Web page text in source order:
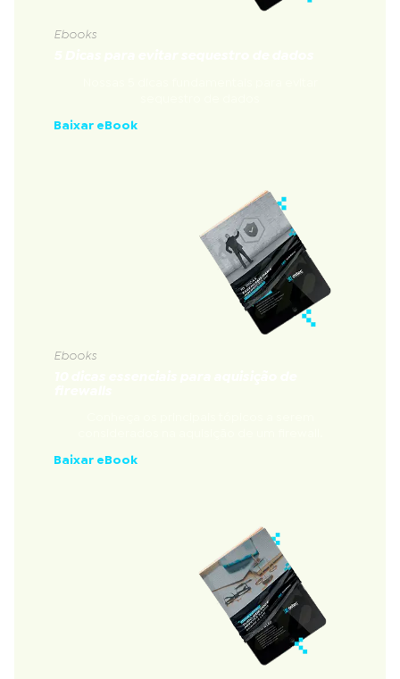
Ebooks
Baixar eBook
Ebooks
Baixar eBook